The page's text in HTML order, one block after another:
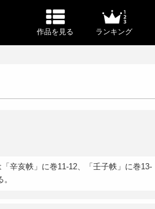
作品を見る ランキング
辛亥帙」に巻11-12、「壬子帙」に巻13-